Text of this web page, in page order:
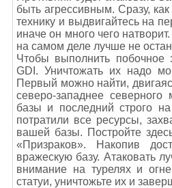
быть агрессивным. Сразу,
технику и выдвигайтесь на
иначе он много чего
на самом деле лучше не
Чтобы выполнить побочное
GDI. Уничтожать их надо
Первый можно найти,
северо-западнее
базы и последний строго
потратили все ресурсы,
вашей базы. Постройте
«Призраков». Накопив
вражескую базу. Атаковать
внимание на турелях и
статуи, уничтожьте их и